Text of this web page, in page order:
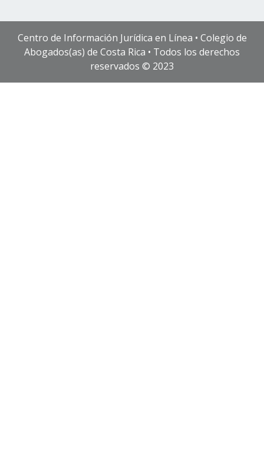
Centro de Información Jurídica en Línea • Colegio de
Abogados(as) de Costa Rica • Todos los derechos
reservados © 2023